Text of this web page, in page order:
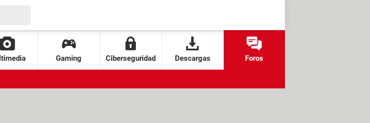
Gaming Ciberseguridad Descargas Foros